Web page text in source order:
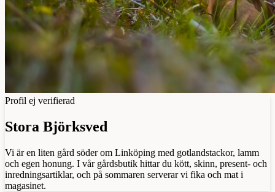
Profil ej verifierad
Stora Björksved
Vi är en liten gård söder om Linköping med gotlandstackor, lamm
och egen honung. I vår gårdsbutik hittar du kött, skinn, present- och
inredningsartiklar, och på sommaren serverar vi fika och mat i
magasinet.